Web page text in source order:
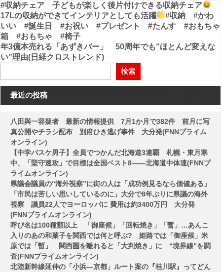
投
稿
ナ
ビ
ー
シ
ョ
ン
#収納チェア 子どもが楽しく後片付けできる収納チェア
17Lの収納ができてインテリアとしても活躍
#収納 #かわ
いい #誕生日 #お祝い #プレゼント #たんす #おもちゃ
箱 #おもちゃ #椅子
年3億本売れる「あずきバー」 50周年でも“ほとんど変えな
い”理由(日経クロストレンド)
検索
最近の投稿
八田與一容疑者 最新の情報提供 7月1か月で382件 前月に写
真公開やチラシ配布 別府ひき逃げ事件 大分発(FNNプライム
オンライン)
【中学バスケ男子】全員でつかんだ北海道3連覇 札幌・東月寒
中、「堅守速攻」で目標は全国ベスト8――北海道中体連(FNNプ
ライムオンライン)
県議会議員の“海外視察”に街の人は「成功例見るなら価値ある」
「市民は苦しい思いしているのに」大分で8年ぶりに県議の海外
視察 議員22人でヨーロッパに 費用は約3400万円 大分発
(FNNプライムオンライン)
呼び名は100種類以上 「御座候」「回転焼き」「暫」…あんこ
入りのあの和菓子を関西では何と呼ぶ? 姫路では「御座候」米
原では「暫」 関西圏を離れると「大判焼き」に “境界線”を調
査(FNNプライムオンライン)
北陸新幹線延伸の「小浜―京都」ルート案の『桂川駅』ってどん